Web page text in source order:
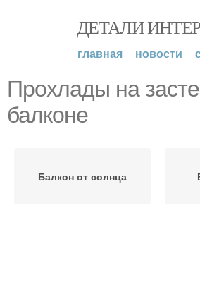
ДЕТАЛИ
главная новости
Прохлады на
балконе
Балкон от солнца